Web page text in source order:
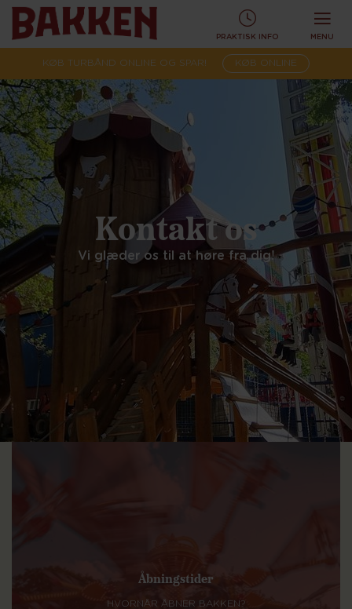
Kontakt os
Vi glæder os til at høre fra dig!
Åbningstider
HVORNÅR ÅBNER BAKKEN?
PRAKTISK INFO MENU
KØB TURBÅND ONLINE OG SPAR! KØB ONLINE